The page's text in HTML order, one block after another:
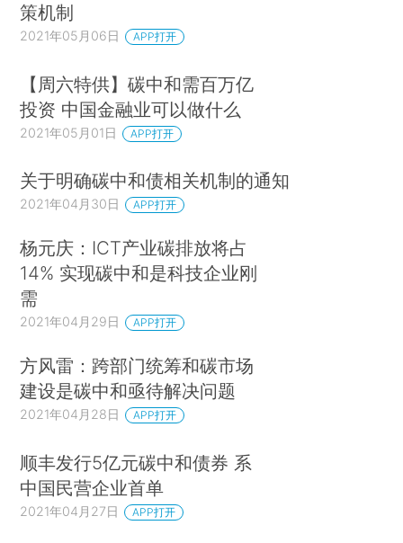
策机制
2021年05月06日 APP打开
【周六特供】碳中和需百万亿
投资 中国金融业可以做什么
2021年05月01日 APP打开
关于明确碳中和债相关机制的通知
2021年04月30日 APP打开
杨元庆：ICT产业碳排放将占
14% 实现碳中和是科技企业刚
需
2021年04月29日 APP打开
方风雷：跨部门统筹和碳市场
建设是碳中和亟待解决问题
2021年04月28日 APP打开
顺丰发行5亿元碳中和债券 系
中国民营企业首单
2021年04月27日 APP打开